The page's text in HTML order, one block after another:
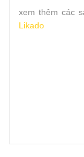
xem thêm các
Likado